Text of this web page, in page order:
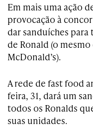
Em mais uma ação
provocação à
dar sanduíches para
de Ronald (o
McDonald’s).
A rede de fast food
feira, 31, dará um
todos os Ronalds
suas unidades.